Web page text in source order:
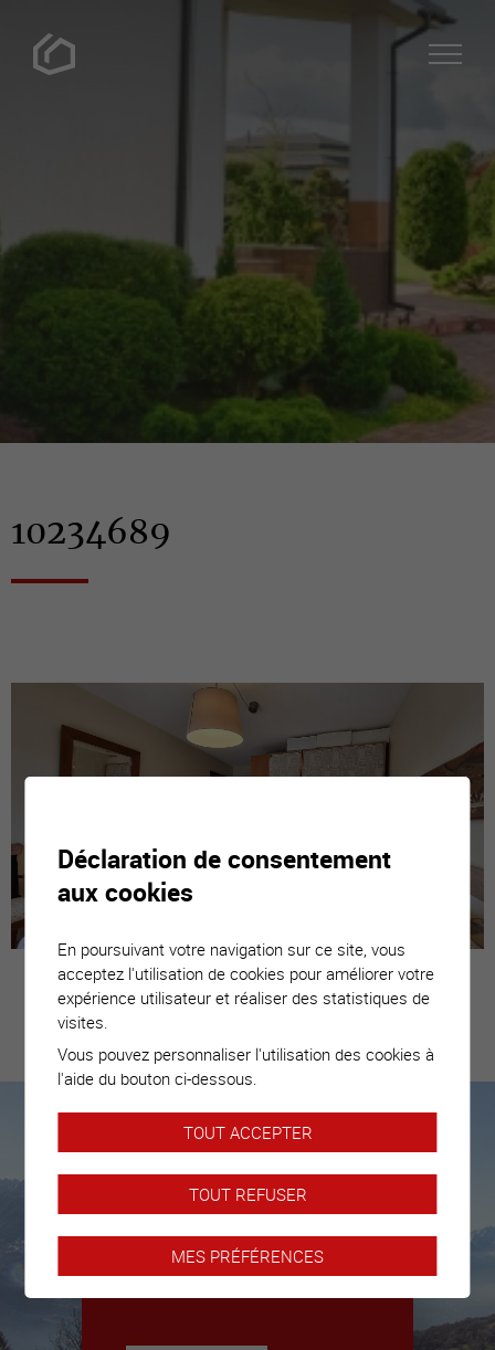
10234689
bien
Nous sommes là pour vous
accompagner
vous donner toutes les clés afin
de préparer votre prochaine
Déclaration de consentement
aux cookies
En poursuivant votre navigation sur ce site, vous
acceptez l'utilisation de cookies pour améliorer votre
expérience utilisateur et réaliser des statistiques de
visites.
Vous pouvez personnaliser l'utilisation des cookies à
l'aide du bouton ci-dessous.
TOUT ACCEPTER
TOUT REFUSER
MES PRÉFÉRENCES